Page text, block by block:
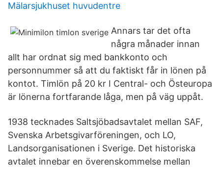
Mälarsjukhuset huvudentre
Annars tar det ofta
några månader innan
allt har ordnat sig med bankkonto och
personnummer så att du faktiskt får in lönen på
kontot. Timlön på 20 kr I Central- och Östeuropa
är lönerna fortfarande låga, men på väg uppåt.
1938 tecknades Saltsjöbadsavtalet mellan SAF,
Svenska Arbetsgivarföreningen, och LO,
Landsorganisationen i Sverige. Det historiska
avtalet innebar en överenskommelse mellan